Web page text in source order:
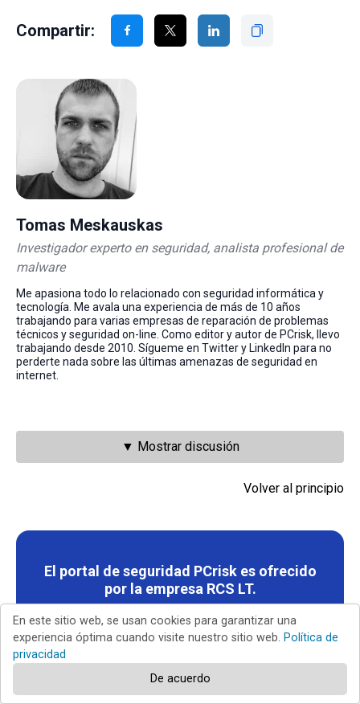
Compartir:
Tomas Meskauskas
Investigador experto en seguridad, analista profesional de
malware
Me apasiona todo lo relacionado con seguridad informática y
tecnología. Me avala una experiencia de más de 10 años
trabajando para varias empresas de reparación de problemas
técnicos y seguridad on-line. Como editor y autor de PCrisk, llevo
trabajando desde 2010. Sígueme en Twitter y LinkedIn para no
perderte nada sobre las últimas amenazas de seguridad en
internet.
▼ Mostrar discusión
Volver al principio
El portal de seguridad PCrisk es ofrecido
por la empresa RCS LT.
Investigadores de seguridad han unido fuerzas para
ayudar a educar a los usuarios de ordenadores sobre las
últimas amenazas de seguridad en línea.Más información
NUESTRAS GUÍAS DE DESINFECCIÓN DE SOFTWARE
MALICIOSO SON GRATUITAS. NO OBSTANTE, SI DESEA
En este sitio web, se usan cookies para garantizar una
experiencia óptima cuando visite nuestro sitio web. Política de
privacidad
De acuerdo